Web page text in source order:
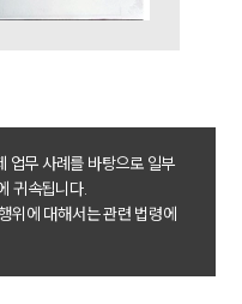
업무 사례를 바탕으로 일부
귀속됩니다.
위에 대해서는 관련 법령에